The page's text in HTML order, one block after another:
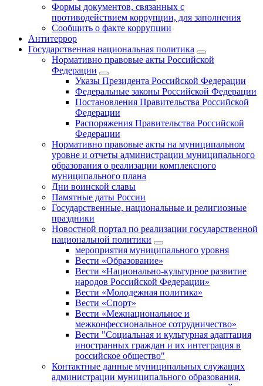
Формы документов, связанных с
противодействием коррупции, для заполнения
Сообщить о факте коррупции
Антитеррор
Государственная национальная политика
Нормативно правовые акты Российской
Федерации
Указы Президента Российской Федерации
Федеральные законы Российской Федерации
Постановления Правительства Российской
Федерации
Распоряжения Правительства Российской
Федерации
Нормативно правовые акты на муниципальном
уровне и отчеты администрации муниципального
образования о реализации комплексного
муниципального плана
Дни воинской славы
Памятные даты России
Государственные, национальные и религиозные
праздники
Новостной портал по реализации государственной
национальной политики
мероприятия муниципального уровня
Вести «Образование»
Вести «Национально-культурное развитие
народов Российской Федерации»
Вести «Молодежная политика»
Вести «Спорт»
Вести «Межнациональное и
межконфессиональное сотрудничество»
Вести "Социальная и культурная адаптация
иностранных граждан и их интеграция в
российское общество"
Контактные данные муниципальных служащих
администрации муниципального образования,